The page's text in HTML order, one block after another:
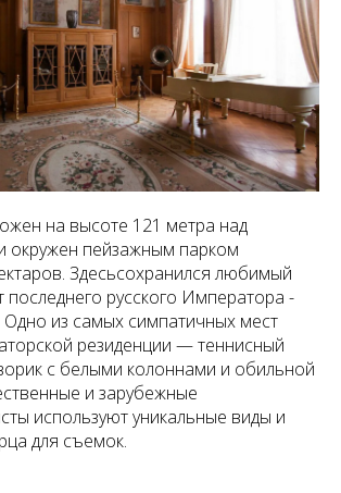
на высоте 121 метра над
окружен пейзажным парком
. Здесьсохранился любимый
русского Императора -
Одно из самых симпатичных мест
резиденции — теннисный
с белыми колоннами и обильной
и зарубежные
используют уникальные виды и
для съемок.